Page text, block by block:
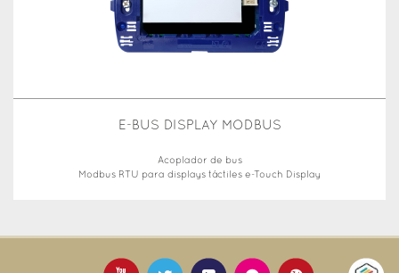
E-BUS DISPLAY MODBUS
Acoplador de bus
Modbus RTU para displays táctiles e-Touch Display